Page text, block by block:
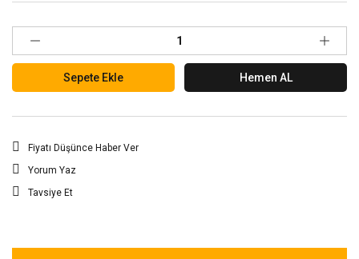
Sepete Ekle Hemen AL
Fiyatı Düşünce Haber Ver
Yorum Yaz
Tavsiye Et